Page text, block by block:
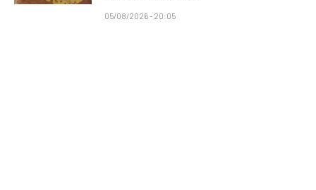
05/08/2026 - 20:05